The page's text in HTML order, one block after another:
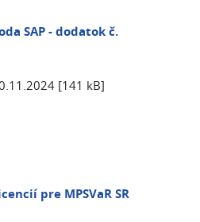
SAP - dodatok č.
[141 kB]
pre MPSVaR SR